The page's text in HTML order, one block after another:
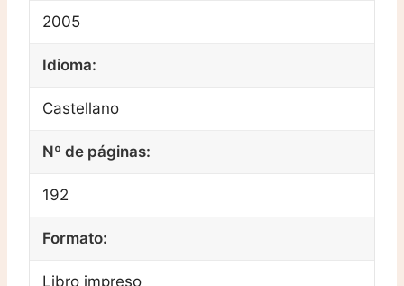
2005
Idioma:
Castellano
Nº de páginas:
192
Formato:
Libro impreso